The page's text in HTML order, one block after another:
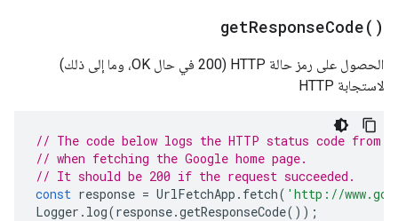
getResponseCode( )
الحصول على رمز حالة HTTP (200 في حال OK، وما إلى ذلك)
لاستجابة HTTP
// The code below logs the HTTP status code from
// when fetching the Google home page.
// It should be 200 if the request succeeded.
const response = UrlFetchApp . fetch( 'http://
Logger . log(response.getResponseCode());